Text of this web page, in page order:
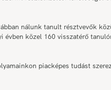
nálunk tanult résztvevők
évben közel 160 visszatérő
piacképes tudást